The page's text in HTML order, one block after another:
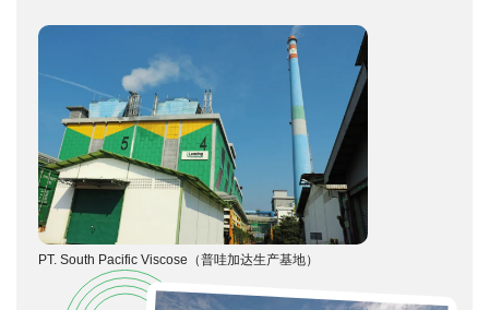
PT. South Pacific Viscose（普哇加达生产基地）